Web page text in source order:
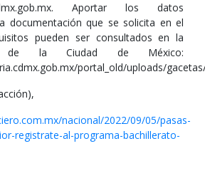
Aportar los datos
documentación que se solicita en el
pueden ser consultados en la
de la Ciudad de México:
portal_old/uploads/
nacional/2022/09/05/pasas-
registrate-al-programa-bachillerato-